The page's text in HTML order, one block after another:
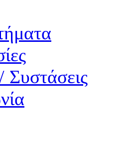
Συστάσεις